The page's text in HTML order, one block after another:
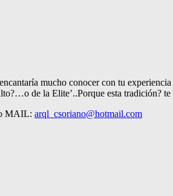
mucho conocer con tu
de la Elite’..Porque esta tradición?
MAIL: arql_csoriano@hotmail.com